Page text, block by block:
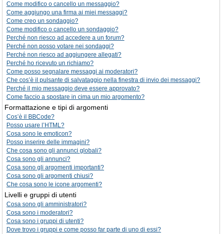
Come modifico o cancello un messaggio?
Come aggiungo una firma ai miei messaggi?
Come creo un sondaggio?
Come modifico o cancello un sondaggio?
Perché non riesco ad accedere a un forum?
Perché non posso votare nei sondaggi?
Perché non riesco ad aggiungere allegati?
Perché ho ricevuto un richiamo?
Come posso segnalare messaggi ai moderatori?
Che cos’è il pulsante di salvataggio nella finestra di invio dei messaggi?
Perché il mio messaggio deve essere approvato?
Come faccio a spostare in cima un mio argomento?
Formattazione e tipi di argomenti
Cos’è il BBCode?
Posso usare l’HTML?
Cosa sono le emoticon?
Posso inserire delle immagini?
Che cosa sono gli annunci globali?
Cosa sono gli annunci?
Cosa sono gli argomenti importanti?
Cosa sono gli argomenti chiusi?
Che cosa sono le icone argomenti?
Livelli e gruppi di utenti
Cosa sono gli amministratori?
Cosa sono i moderatori?
Cosa sono i gruppi di utenti?
Dove trovo i gruppi e come posso far parte di uno di essi?